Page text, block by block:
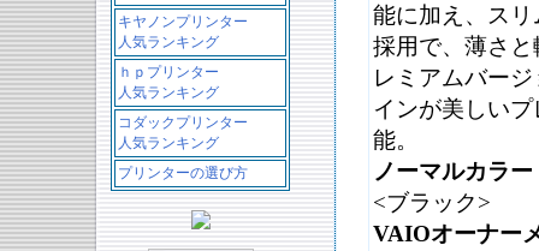
キヤノンプリンター
人気ランキング
ｈｐプリンター
人気ランキング
コダックプリンター
人気ランキング
プリンターの選び方
能に加え、ス
採用で、薄さ
レミアムバー
インが美しい
能。
ノーマルカラー
<ブラック>
VAIOオーナー